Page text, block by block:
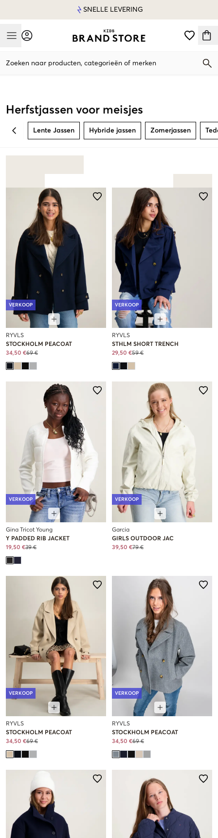
SNELLE LEVERING
Mobile Menu
Zoeken naar producten, categorieën of merken
Herfstjassen voor meisjes
BACK Lente Jassen Hybride jassen Zomerjassen
VERKOOP
RYVLS
STOCKHOLM PEACOAT
34,50 €69 €
VERKOOP
RYVLS
STHLM SHORT TRENCH
29,50 €59 €
VERKOOP
Gina Tricot Young
Y PADDED RIB JACKET
19,50 €39 €
VERKOOP
Garcia
GIRLS OUTDOOR JAC
39,50 €79 €
VERKOOP
RYVLS
STOCKHOLM PEACOAT
34,50 €69 €
VERKOOP
RYVLS
STOCKHOLM PEACOAT
34,50 €69 €